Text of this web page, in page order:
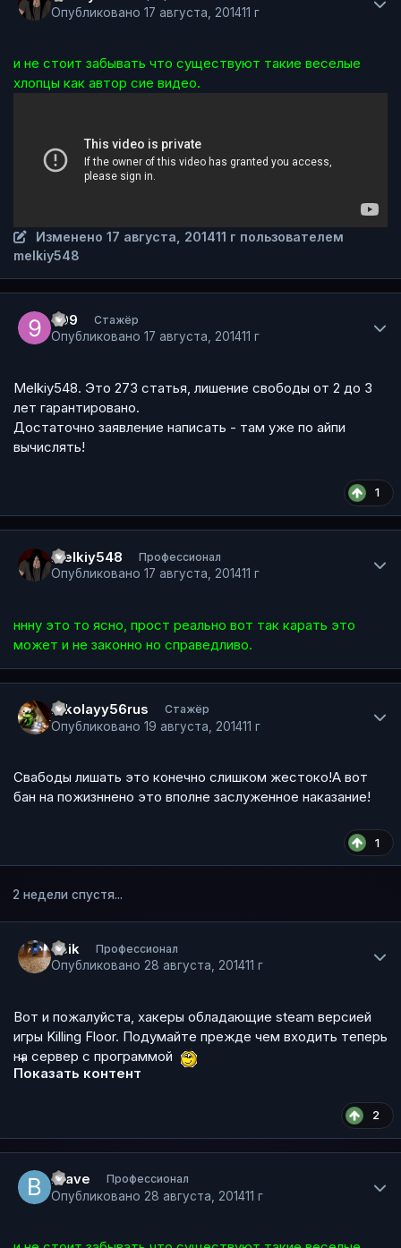
Опубликовано 17 августа, 201411 г
и не стоит забывать что существуют такие веселые
хлопцы как автор сие видео.
Изменено17 августа, 201411 г пользователем
melkiy548
999 Стажёр
Опубликовано 17 августа, 201411 г
Melkiy548. Это 273 статья, лишение свободы от 2 до 3
лет гарантировано.
Достаточно заявление написать - там уже по айпи
вычислять!
1
melkiy548 Профессионал
Опубликовано 17 августа, 201411 г
ннну это то ясно, прост реально вот так карать это
может и не законно но справедливо.
Nikolayy56rus Стажёр
Опубликовано 19 августа, 201411 г
Свабоды лишать это конечно слишком жестоко!А вот
бан на пожизннено это вполне заслуженное наказание!
1
2 недели спустя...
+sik Профессионал
Опубликовано 28 августа, 201411 г
Вот и пожалуйста, хакеры обладающие steam версией
игры Killing Floor. Подумайте прежде чем входить теперь
на сервер с программой
Показать контент
2
Brave Профессионал
Опубликовано 28 августа, 201411 г